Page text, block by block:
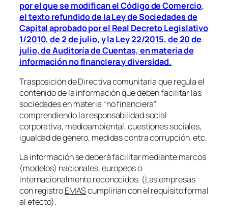
por el que se modifican el Código de Comercio,
el texto refundido de la Ley de Sociedades de
Capital aprobado por el Real Decreto Legislativo
1/2010, de 2 de julio, y la Ley 22/2015, de 20 de
julio, de Auditoría de Cuentas, en materia de
información no financiera y diversidad.
Trasposición de Directiva comunitaria que regula el
contenido de la información que deben facilitar las
sociedades en materia “no financiera”,
comprendiendo la responsabilidad social
corporativa, medioambiental, cuestiones sociales,
igualdad de género, medidas contra corrupción, etc.
La información se deberá facilitar mediante marcos
(modelos) nacionales, europeos o
internacionalmente reconocidos. (Las empresas
con registroEMAScumplirían con el requisito formal
al efecto).